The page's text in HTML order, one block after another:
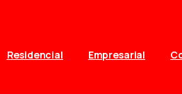
Residencial Empresarial